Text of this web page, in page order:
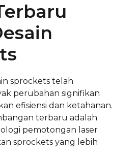
sprockets telah
perubahan signifikan
efisiensi dan ketahanan.
terbaru adalah
pemotongan laser
sprockets yang lebih